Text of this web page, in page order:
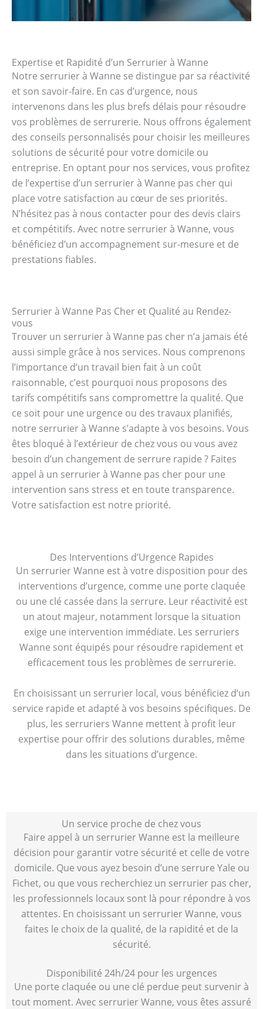
Expertise et Rapidité d’un Serrurier à Wanne
Notre serrurier à Wanne se distingue par sa réactivité
et son savoir-faire. En cas d’urgence, nous
intervenons dans les plus brefs délais pour résoudre
vos problèmes de serrurerie. Nous offrons également
des conseils personnalisés pour choisir les meilleures
solutions de sécurité pour votre domicile ou
entreprise. En optant pour nos services, vous profitez
de l’expertise d’un serrurier à Wanne pas cher qui
place votre satisfaction au cœur de ses priorités.
N’hésitez pas à nous contacter pour des devis clairs
et compétitifs. Avec notre serrurier à Wanne, vous
bénéficiez d’un accompagnement sur-mesure et de
prestations fiables.
Serrurier à Wanne Pas Cher et Qualité au Rendez-
vous
Trouver un serrurier à Wanne pas cher n’a jamais été
aussi simple grâce à nos services. Nous comprenons
l’importance d’un travail bien fait à un coût
raisonnable, c’est pourquoi nous proposons des
tarifs compétitifs sans compromettre la qualité. Que
ce soit pour une urgence ou des travaux planifiés,
notre serrurier à Wanne s’adapte à vos besoins. Vous
êtes bloqué à l’extérieur de chez vous ou vous avez
besoin d’un changement de serrure rapide ? Faites
appel à un serrurier à Wanne pas cher pour une
intervention sans stress et en toute transparence.
Votre satisfaction est notre priorité.
Des Interventions d’Urgence Rapides
Un serrurier Wanne est à votre disposition pour des
interventions d’urgence, comme une porte claquée
ou une clé cassée dans la serrure. Leur réactivité est
un atout majeur, notamment lorsque la situation
exige une intervention immédiate. Les serruriers
Wanne sont équipés pour résoudre rapidement et
efficacement tous les problèmes de serrurerie.
En choisissant un serrurier local, vous bénéficiez d’un
service rapide et adapté à vos besoins spécifiques. De
plus, les serruriers Wanne mettent à profit leur
expertise pour offrir des solutions durables, même
dans les situations d’urgence.
Un service proche de chez vous
Faire appel à un serrurier Wanne est la meilleure
décision pour garantir votre sécurité et celle de votre
domicile. Que vous ayez besoin d’une serrure Yale ou
Fichet, ou que vous recherchiez un serrurier pas cher,
les professionnels locaux sont là pour répondre à vos
attentes. En choisissant un serrurier Wanne, vous
faites le choix de la qualité, de la rapidité et de la
sécurité.
Disponibilité 24h/24 pour les urgences
Une porte claquée ou une clé perdue peut survenir à
tout moment. Avec serrurier Wanne, vous êtes assuré